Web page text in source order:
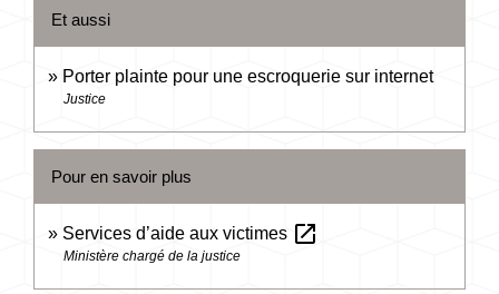
Et aussi
Porter plainte pour une escroquerie sur internet
Justice
Pour en savoir plus
Services d’aide aux victimes open_in_new
Ministère chargé de la justice